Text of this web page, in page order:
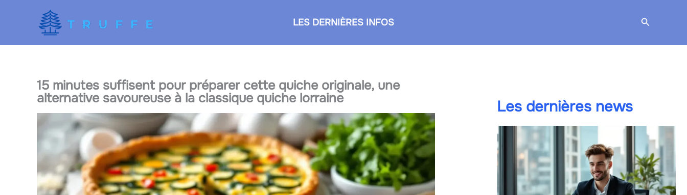
LES DERNIÈRES INFOS
15 minutes suffisent pour préparer cette quiche originale, une
alternative savoureuse à la classique quiche lorraine Les dernières news